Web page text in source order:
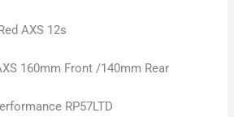
AXS 12s
160mm Front /140mm Rear
RP57LTD